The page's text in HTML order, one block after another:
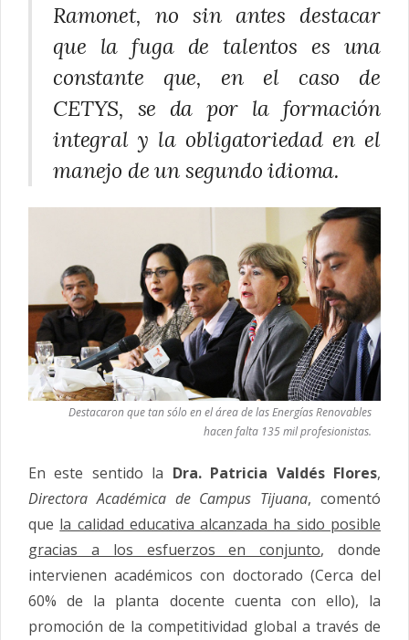
Ramonet, no sin antes destacar
que la fuga de talentos es una
constante que, en el caso de
CETYS, se da por la formación
integral y la obligatoriedad en el
manejo de un segundo idioma.
Destacaron que tan sólo en el área de las Energías Renovables
hacen falta 135 mil profesionistas.
En este sentido la Dra. Patricia Valdés Flores,
Directora Académica de Campus Tijuana, comentó
que la calidad educativa alcanzada ha sido posible
gracias a los esfuerzos en conjunto, donde
intervienen académicos con doctorado (Cerca del
60% de la planta docente cuenta con ello), la
promoción de la competitividad global a través de